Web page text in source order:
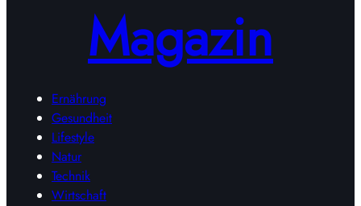
Magazin
Ernährung
Gesundheit
Lifestyle
Natur
Technik
Wirtschaft